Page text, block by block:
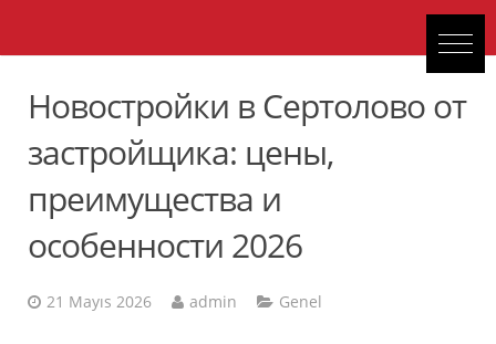
Новостройки в Сертолово от
застройщика: цены,
преимущества и
особенности 2026
21 Mayıs 2026 admin Genel